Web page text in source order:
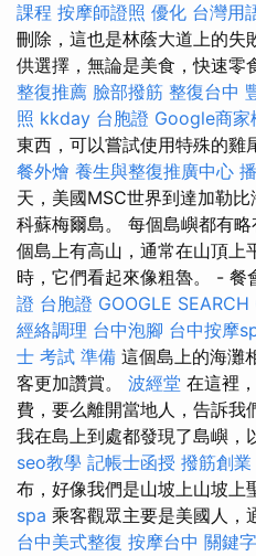
課程 按摩師證照 優化 台灣用
刪除，這也是林蔭大道上的
供選擇，無論是美食，快速零
整復推薦 臉部撥筋 整復台中
照 kkday 台胞證 Google商家
東西，可以嘗試使用特殊的雞
餐外燴 養生與整復推廣中心
天，美國MSC世界到達加勒
科蘇梅爾島。 每個島嶼都有
個島上有高山，通常在山頂上
時，它們看起來像粗魯。 - 餐
證 台胞證 GOOGLE SEARCH
經絡調理 台中泡腳 台中按摩
士 考試 準備 這個島上的海灘
客更加讚賞。 波經堂 在這裡
費，要么離開當地人，告訴我
我在島上到處都發現了島嶼，
seo教學 記帳士函授 撥筋創業
布，好像我們是山坡上山坡上
spa 乘客觀眾主要是美國人，
台中美式整復 按摩台中 關鍵字